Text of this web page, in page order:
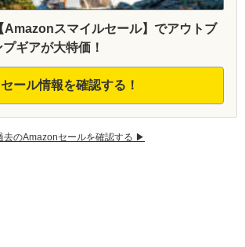
Amazonスマイルセール】でアウトブ
ギアが大特価！
セール情報を確認する！
去のAmazonセールを確認する ▶︎